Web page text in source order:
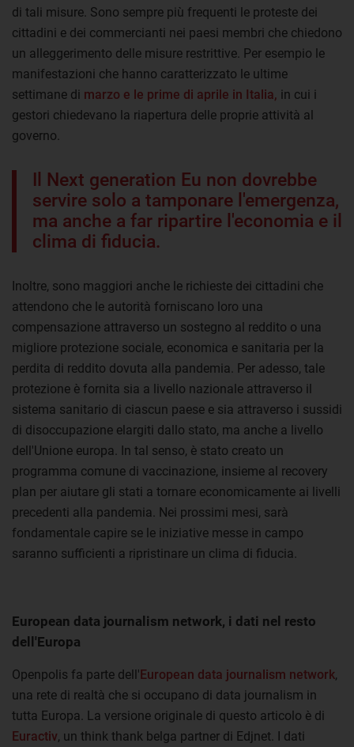
di tali misure. Sono sempre più frequenti le proteste dei
cittadini e dei commercianti nei paesi membri che chiedono
un alleggerimento delle misure restrittive. Per esempio le
manifestazioni che hanno caratterizzato le ultime
settimane di marzo e le prime di aprile in Italia, in cui i
gestori chiedevano la riapertura delle proprie attività al
governo.
Il Next generation Eu non dovrebbe
servire solo a tamponare l'emergenza,
ma anche a far ripartire l'economia e il
clima di fiducia.
Inoltre, sono maggiori anche le richieste dei cittadini che
attendono che le autorità forniscano loro una
compensazione attraverso un sostegno al reddito o una
migliore protezione sociale, economica e sanitaria per la
perdita di reddito dovuta alla pandemia. Per adesso, tale
protezione è fornita sia a livello nazionale attraverso il
sistema sanitario di ciascun paese e sia attraverso i sussidi
di disoccupazione elargiti dallo stato, ma anche a livello
dell'Unione europa. In tal senso, è stato creato un
programma comune di vaccinazione, insieme al recovery
plan per aiutare gli stati a tornare economicamente ai livelli
precedenti alla pandemia. Nei prossimi mesi, sarà
fondamentale capire se le iniziative messe in campo
saranno sufficienti a ripristinare un clima di fiducia.
European data journalism network, i dati nel resto
dell'Europa
Openpolis fa parte dell'European data journalism network,
una rete di realtà che si occupano di data journalism in
tutta Europa. La versione originale di questo articolo è di
Euractiv, un think thank belga partner di Edjnet. I dati